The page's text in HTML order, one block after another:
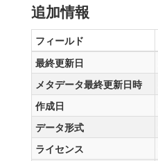
追加情報
フィールド
最終更新日
メタデータ最終更新日時
作成日
データ形式
ライセンス